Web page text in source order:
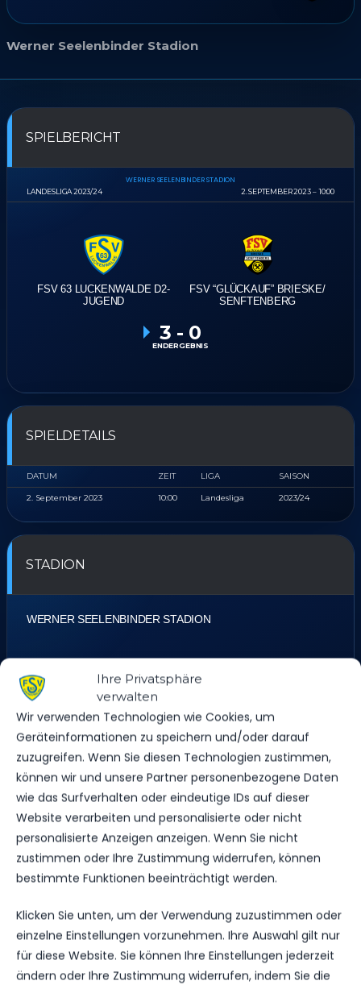
Ihre Privatsphäre
verwalten
Wir verwenden Technologien wie Cookies, um
Geräteinformationen zu speichern und/oder darauf
zuzugreifen. Wenn Sie diesen Technologien zustimmen,
können wir und unsere Partner personenbezogene Daten
wie das Surfverhalten oder eindeutige IDs auf dieser
Website verarbeiten und personalisierte oder nicht
personalisierte Anzeigen anzeigen. Wenn Sie nicht
zustimmen oder Ihre Zustimmung widerrufen, können
bestimmte Funktionen beeinträchtigt werden.
Klicken Sie unten, um der Verwendung zuzustimmen oder
einzelne Einstellungen vorzunehmen. Ihre Auswahl gilt nur
für diese Website. Sie können Ihre Einstellungen jederzeit
ändern oder Ihre Zustimmung widerrufen, indem Sie die
Werner Seelenbinder Stadion
SPIELBERICHT
LANDESLIGA 2023/24
WERNER SEELENBINDER STADION
2. SEPTEMBER 2023 10:00
FSV 63 LUCKENWALDE D2-
JUGEND
FSV “GLÜCKAUF” BRIESKE/​
SENFTENBERG
3 - 0
ENDERGEBNIS
SPIELDETAILS
DATUM ZEIT LIGA SAISON
2. September 2023 10:00 Landesliga 2023/24
STADION
WERNER SEELENBINDER STADION
Str. des Friedens 42, 14943 Luckenwalde, Deutschland